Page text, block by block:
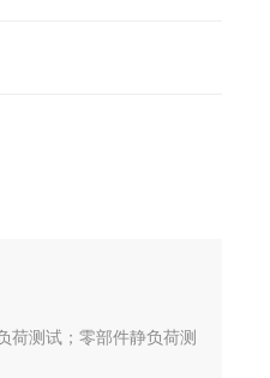
荷测试；零部件静负荷测